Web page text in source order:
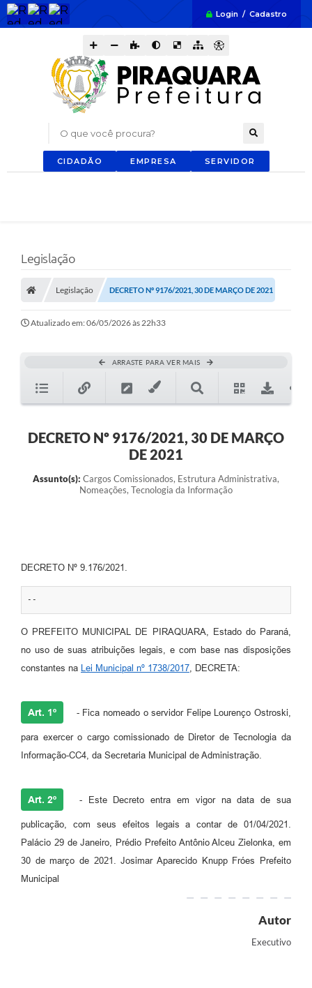
Login / Cadastro
O que você procura?
CIDADÃO EMPRESA SERVIDOR
Legislação
Legislação DECRETO Nº 9176/2021, 30 DE MARÇO DE 2021
Atualizado em: 06/05/2026 às 22h33
ARRASTE PARA VER MAIS
DECRETO Nº 9176/2021, 30 DE MARÇO
DE 2021
Assunto(s): Cargos Comissionados, Estrutura Administrativa,
Nomeações, Tecnologia da Informação
DECRETO Nº 9.176/2021.
--
O PREFEITO MUNICIPAL DE PIRAQUARA, Estado do Paraná,
no uso de suas atribuições legais, e com base nas disposições
constantes na
Lei Municipal nº 1738/2017 , DECRETA:
Art. 1º - Fica nomeado o servidor Felipe Lourenço Ostroski,
para exercer o cargo comissionado de Diretor de Tecnologia da
Informação-CC4, da Secretaria Municipal de Administração.
Art. 2º - Este Decreto entra em vigor na data de sua
publicação, com seus efeitos legais a contar de 01/04/2021.
Palácio 29 de Janeiro, Prédio Prefeito Antônio Alceu Zielonka, em
30 de março de 2021. Josimar Aparecido Knupp Fróes Prefeito
Municipal
Autor
Executivo